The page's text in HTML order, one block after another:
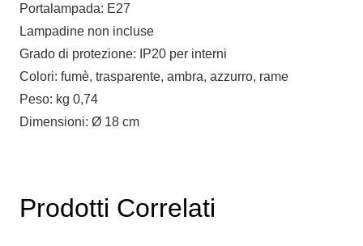
Portalampada: E27
Lampadine non incluse
Grado di protezione: IP20 per interni
Colori: fumè, trasparente, ambra, azzurro, rame
Peso: kg 0,74
Dimensioni: Ø 18 cm
Prodotti Correlati